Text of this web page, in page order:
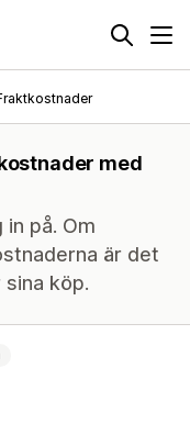
med
på. Om
är det
köp.